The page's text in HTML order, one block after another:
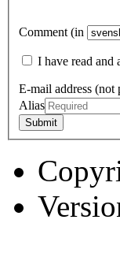
Comment (in
I have read and
E-mail address (not
Alias